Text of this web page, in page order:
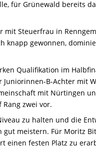
für Grünewald bereits
mit Steuerfrau in
knapp gewonnen,
Qualifikation im
B-Achter mit
mit Nürtingen
zwei vor.
zu halten und die
meistern. Für Moritz
einen festen Platz zu